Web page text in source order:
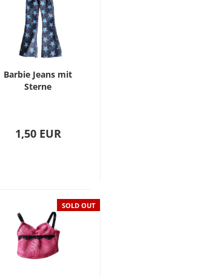
Barbie Jeans mit
Sterne
1,50 EUR
SOLD OUT